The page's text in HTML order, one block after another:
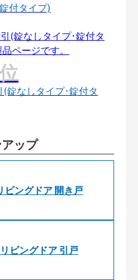
付タイプ)
錠なしタイプ･錠付タ
ップ
ングドア 開き戸
ビングドア 引戸